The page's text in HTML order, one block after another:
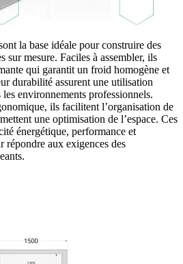
la base idéale pour construire des
sur mesure. Faciles à assembler, ils
qui garantit un froid homogène et
durabilité assurent une utilisation
environnements professionnels.
ils facilitent l’organisation de
une optimisation de l’espace. Ces
énergétique, performance et
répondre aux exigences des